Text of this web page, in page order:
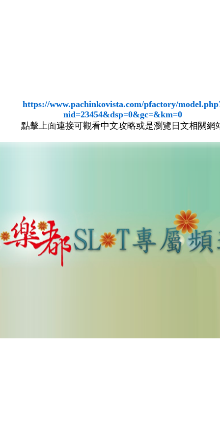
https://www.pachinkovista.com/pfactory/
nid=23454&dsp=0&gc=&km=0
點擊上面連接可觀看中文攻略或是瀏覽日文相關網